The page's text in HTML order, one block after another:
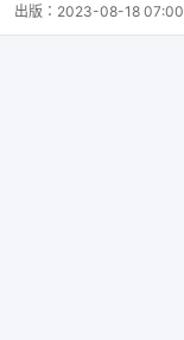
出版： 2023-08-18 07:00